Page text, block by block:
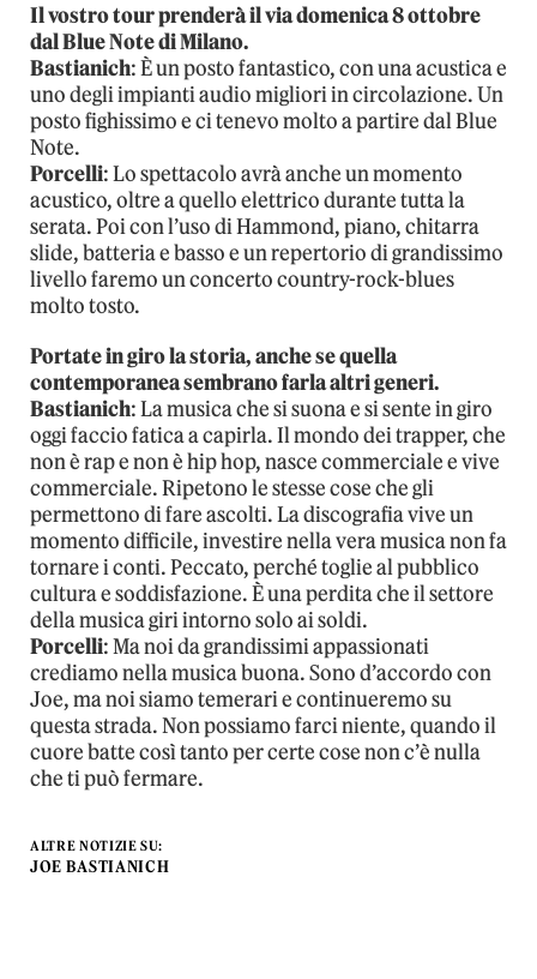
Il vostro tour prenderà il via domenica 8 ottobre
dal Blue Note di Milano.
Bastianich: È un posto fantastico, con una acustica e
uno degli impianti audio migliori in circolazione. Un
posto fighissimo e ci tenevo molto a partire dal Blue
Note.
Porcelli: Lo spettacolo avrà anche un momento
acustico, oltre a quello elettrico durante tutta la
serata. Poi con l’uso di Hammond, piano, chitarra
slide, batteria e basso e un repertorio di grandissimo
livello faremo un concerto country-rock-blues
molto tosto.
Portate in giro la storia, anche se quella
contemporanea sembrano farla altri generi.
Bastianich: La musica che si suona e si sente in giro
oggi faccio fatica a capirla. Il mondo dei trapper, che
non è rap e non è hip hop, nasce commerciale e vive
commerciale. Ripetono le stesse cose che gli
permettono di fare ascolti. La discografia vive un
momento difficile, investire nella vera musica non fa
tornare i conti. Peccato, perché toglie al pubblico
cultura e soddisfazione. È una perdita che il settore
della musica giri intorno solo ai soldi.
Porcelli: Ma noi da grandissimi appassionati
crediamo nella musica buona. Sono d’accordo con
Joe, ma noi siamo temerari e continueremo su
questa strada. Non possiamo farci niente, quando il
cuore batte così tanto per certe cose non c’è nulla
che ti può fermare.
ALTRE NOTIZIE SU:
JOE BASTIANICH